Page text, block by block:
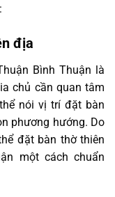
địa
Bình Thuận là
chủ cần quan tâm
nói vị trí đặt bàn
phương hướng. Do
đặt bàn thờ thiên
một cách chuẩn